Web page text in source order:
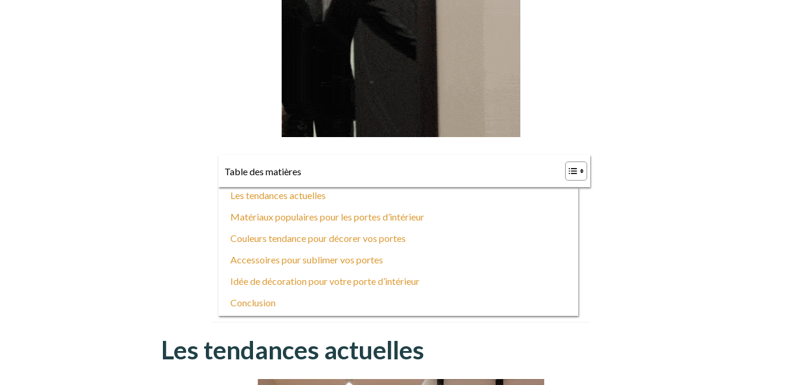
Table des matières
Les tendances actuelles
Matériaux populaires pour les portes d’intérieur
Couleurs tendance pour décorer vos portes
Accessoires pour sublimer vos portes
Idée de décoration pour votre porte d’intérieur
Conclusion
Les tendances actuelles